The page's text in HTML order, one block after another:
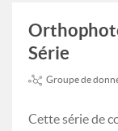
Série
Groupe de
Cette série de